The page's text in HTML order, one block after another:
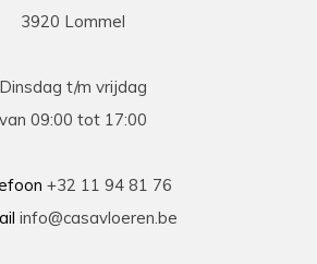
3920 Lommel
Dinsdag t/m vrijdag
van 09:00 tot 17:00
+32 11 94 81 76
info@casavloeren.be